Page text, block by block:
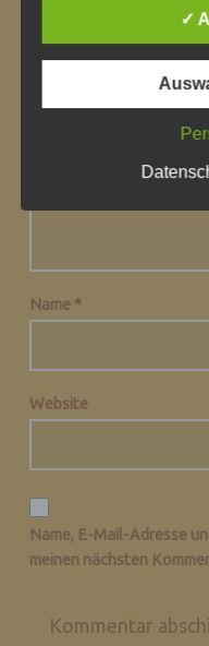
Name *
Website
Name, E-Mail-Adresse
meinen nächsten
diesem Grund steht
alternativen
uns zu übermitteln.
Datenschutz-
verwendet
verständlich sein.
Wir verwenden in
unter anderem die
A)
✓